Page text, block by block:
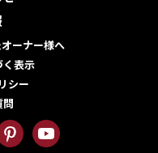
ーナー様へ
表示
シー
問